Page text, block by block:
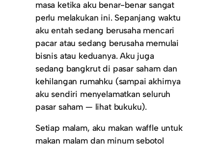
masa ketika aku benar-benar sangat
perlu melakukan ini. Sepanjang waktu
aku entah sedang berusaha mencari
pacar atau sedang berusaha memulai
bisnis atau keduanya. Aku juga
sedang bangkrut di pasar saham dan
kehilangan rumahku (sampai akhirnya
aku sendiri menyelamatkan seluruh
pasar saham — lihat bukuku).
Setiap malam, aku makan waffle untuk
makan malam dan minum sebotol